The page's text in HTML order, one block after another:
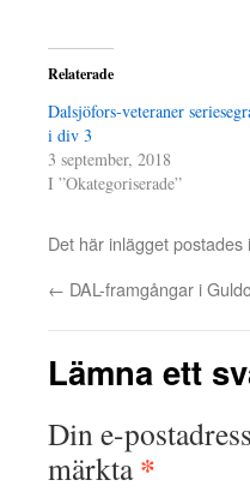
Relaterade
Dalsjöfors-veteraner
i div 3
3 september, 2018
I ”Okategoriserade”
Det här inlägget postades i
← DAL-framgångar i
Lämna ett
Din e-
märkta*